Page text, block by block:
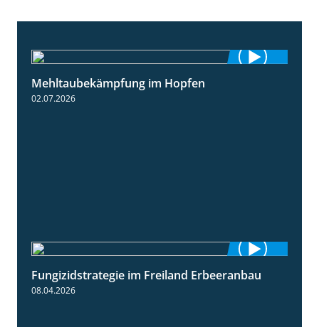
Mehltaubekämpfung im Hopfen
02.07.2026
2:49
Fungizidstrategie im Freiland Erbeeranbau
08.04.2026